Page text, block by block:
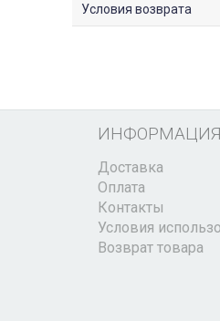
Условия возврата
ИНФОРМАЦИЯ
Доставка
Оплата
Контакты
Условия
Возврат товара